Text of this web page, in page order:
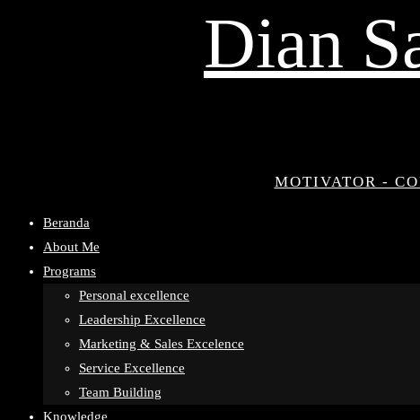
Dian
MOTIVATOR -
Beranda
About Me
Programs
Personal excellence
Leadership Excellence
Marketing & Sales Excelence
Service Excellence
Team Building
Knowledge